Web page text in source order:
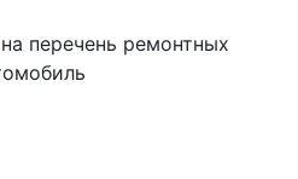
перечень ремонтных